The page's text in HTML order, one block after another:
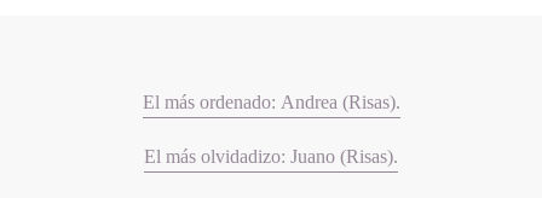
El más ordenado: Andrea (Risas).
El más olvidadizo: Juano (Risas).